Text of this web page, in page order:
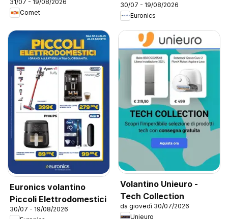
31/07 - 19/08/2026
Comet
30/07 - 19/08/2026
Euronics
Euronics volantino
Piccoli Elettrodomestici
30/07 - 19/08/2026
Volantino Unieuro -
Tech Collection
da giovedì 30/07/2026
Unieuro